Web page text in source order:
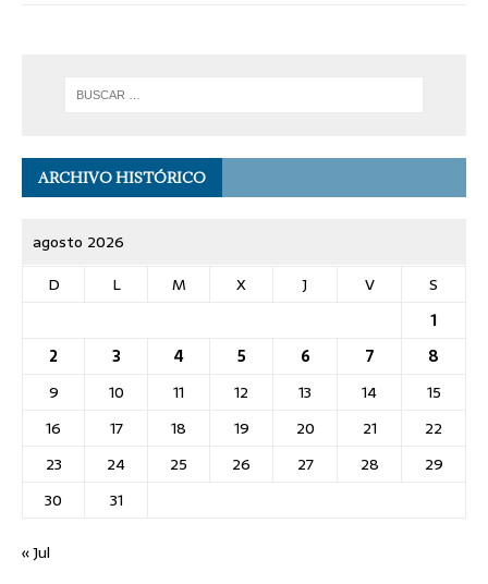
ARCHIVO HISTÓRICO
agosto 2026
D
L M X J V
S
1
2
3 4 5 6 7
8
9
10 11 12 13 14
15
16
17 18 19 20 21
22
23
24 25 26 27 28
29
30
31
« Jul